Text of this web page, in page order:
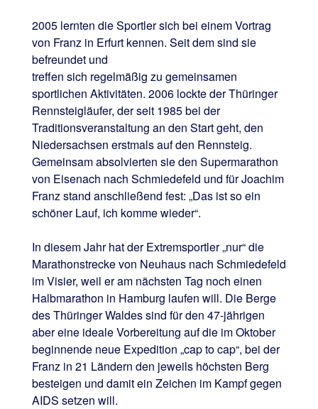
2005 lernten die Sportler sich bei einem Vortrag
von Franz in Erfurt kennen. Seit dem sind sie
befreundet und
treffen sich regelmäßig zu gemeinsamen
sportlichen Aktivitäten. 2006 lockte der Thüringer
Rennsteigläufer, der seit 1985 bei der
Traditionsveranstaltung an den Start geht, den
Niedersachsen erstmals auf den Rennsteig.
Gemeinsam absolvierten sie den Supermarathon
von Eisenach nach Schmiedefeld und für Joachim
Franz stand anschließend fest: „Das ist so ein
schöner Lauf, ich komme wieder“.
In diesem Jahr hat der Extremsportler „nur“ die
Marathonstrecke von Neuhaus nach Schmiedefeld
im Visier, weil er am nächsten Tag noch einen
Halbmarathon in Hamburg laufen will. Die Berge
des Thüringer Waldes sind für den 47-jährigen
aber eine ideale Vorbereitung auf die im Oktober
beginnende neue Expedition „cap to cap“, bei der
Franz in 21 Ländern den jeweils höchsten Berg
besteigen und damit ein Zeichen im Kampf gegen
AIDS setzen will.